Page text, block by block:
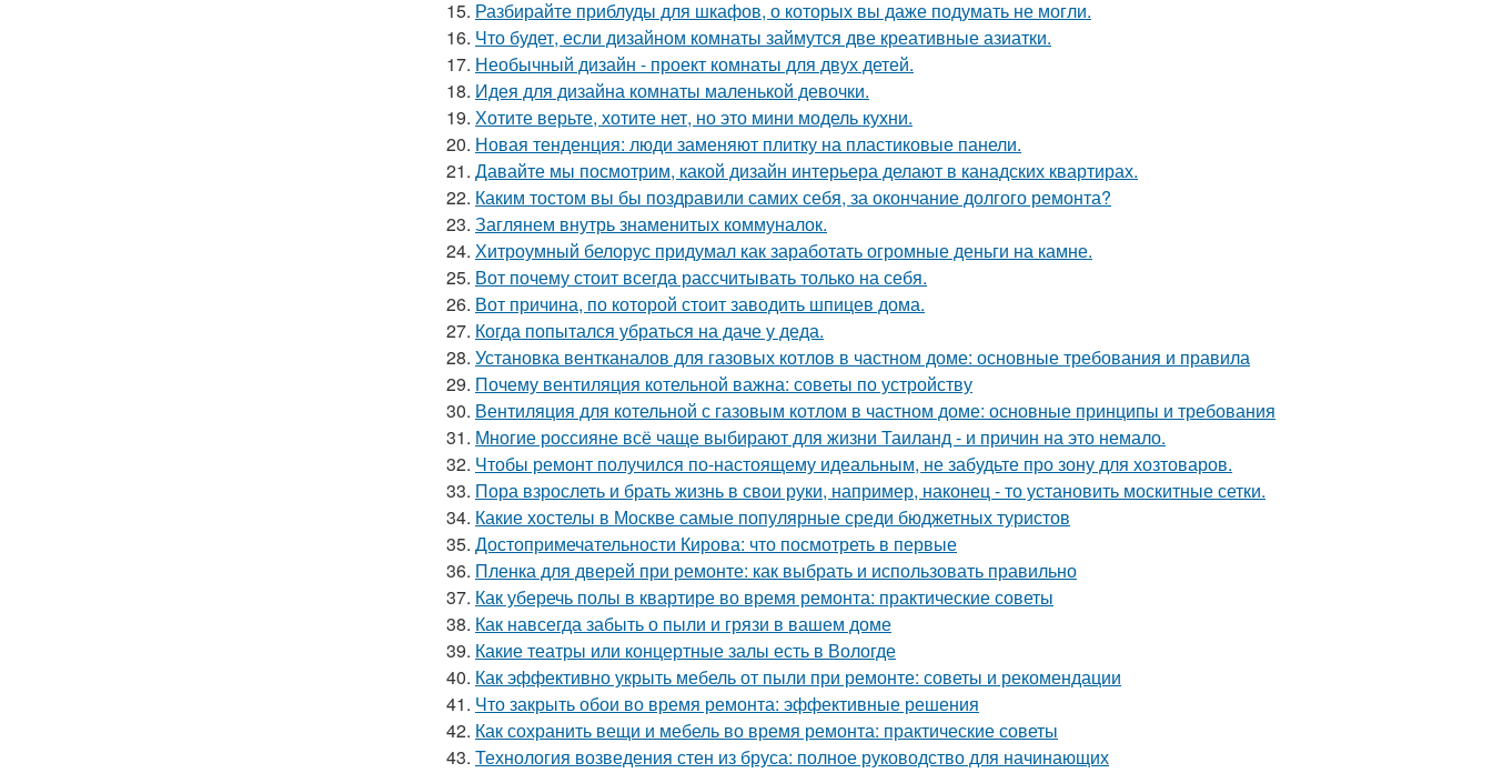
15. Разбирайте приблуды для шкафов, о которых вы даже подумать не могли.
16. Что будет, если дизайном комнаты займутся две креативные азиатки.
17. Необычный дизайн - проект комнаты для двух детей.
18. Идея для дизайна комнаты маленькой девочки.
19. Хотите верьте, хотите нет, но это мини модель кухни.
20. Новая тенденция: люди заменяют плитку на пластиковые панели.
21. Давайте мы посмотрим, какой дизайн интерьера делают в канадских квартирах.
22. Каким тостом вы бы поздравили самих себя, за окончание долгого ремонта?
23. Заглянем внутрь знаменитых коммуналок.
24. Хитроумный белорус придумал как заработать огромные деньги на камне.
25. Вот почему стоит всегда рассчитывать только на себя.
26. Вот причина, по которой стоит заводить шпицев дома.
27. Когда попытался убраться на даче у деда.
28. Установка вентканалов для газовых котлов в частном доме: основные требования и правила
29. Почему вентиляция котельной важна: советы по устройству
30. Вентиляция для котельной с газовым котлом в частном доме: основные принципы и требования
31. Многие россияне всё чаще выбирают для жизни Таиланд - и причин на это немало.
32. Чтобы ремонт получился по-настоящему идеальным, не забудьте про зону для хозтоваров.
33. Пора взрослеть и брать жизнь в свои руки, например, наконец - то установить москитные сетки.
34. Какие хостелы в Москве самые популярные среди бюджетных туристов
35. Достопримечательности Кирова: что посмотреть в первые
36. Пленка для дверей при ремонте: как выбрать и использовать правильно
37. Как уберечь полы в квартире во время ремонта: практические советы
38. Как навсегда забыть о пыли и грязи в вашем доме
39. Какие театры или концертные залы есть в Вологде
40. Как эффективно укрыть мебель от пыли при ремонте: советы и рекомендации
41. Что закрыть обои во время ремонта: эффективные решения
42. Как сохранить вещи и мебель во время ремонта: практические советы
43. Технология возведения стен из бруса: полное руководство для начинающих